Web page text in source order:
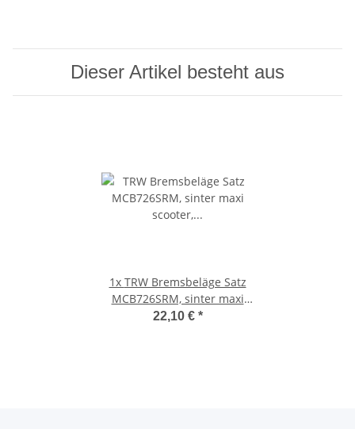
Dieser Artikel besteht aus
1x TRW Bremsbeläge Satz
MCB726SRM, sinter maxi
scooter, mit ABE
22,10 € *